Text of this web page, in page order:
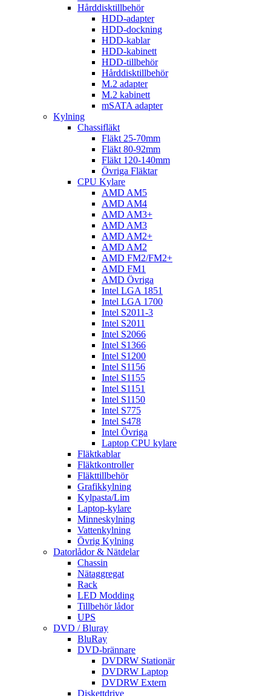
Hårddisktillbehör
HDD-adapter
HDD-dockning
HDD-kablar
HDD-kabinett
HDD-tillbehör
Hårddisktillbehör
M.2 adapter
M.2 kabinett
mSATA adapter
Kylning
Chassifläkt
Fläkt 25-70mm
Fläkt 80-92mm
Fläkt 120-140mm
Övriga Fläktar
CPU Kylare
AMD AM5
AMD AM4
AMD AM3+
AMD AM3
AMD AM2+
AMD AM2
AMD FM2/FM2+
AMD FM1
AMD Övriga
Intel LGA 1851
Intel LGA 1700
Intel S2011-3
Intel S2011
Intel S2066
Intel S1366
Intel S1200
Intel S1156
Intel S1155
Intel S1151
Intel S1150
Intel S775
Intel S478
Intel Övriga
Laptop CPU kylare
Fläktkablar
Fläktkontroller
Fläkttillbehör
Grafikkylning
Kylpasta/Lim
Laptop-kylare
Minneskylning
Vattenkylning
Övrig Kylning
Datorlådor & Nätdelar
Chassin
Nätaggregat
Rack
LED Modding
Tillbehör lådor
UPS
DVD / Bluray
BluRay
DVD-brännare
DVDRW Stationär
DVDRW Laptop
DVDRW Extern
Diskettdrive